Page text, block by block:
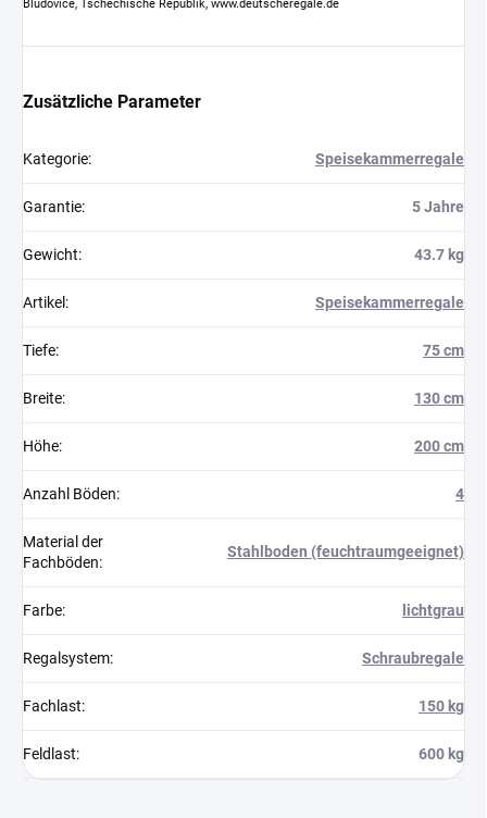
Bludovice, Tschechische Republik, www.deutscheregale.de
Zusätzliche Parameter
Kategorie: Speisekammerregale
Garantie: 5 Jahre
Gewicht: 43.7 kg
Artikel : Speisekammerregale
Tiefe: 75 cm
Breite: 130 cm
Höhe: 200 cm
Anzahl Böden: 4
Material der
Fachböden:
Stahlboden (feuchtraumgeeignet)
Farbe: lichtgrau
Regalsystem: Schraubregale
Fachlast: 150 kg
Feldlast: 600 kg